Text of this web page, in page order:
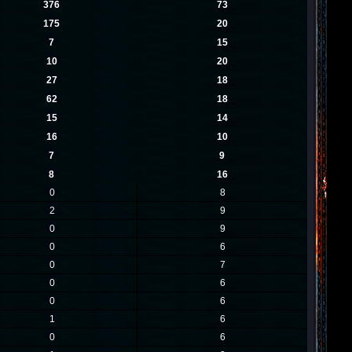
376
73
175
20
7
15
10
20
27
18
62
18
15
14
16
10
7
9
8
16
0
8
2
9
0
9
0
6
0
7
0
6
0
6
1
6
0
6